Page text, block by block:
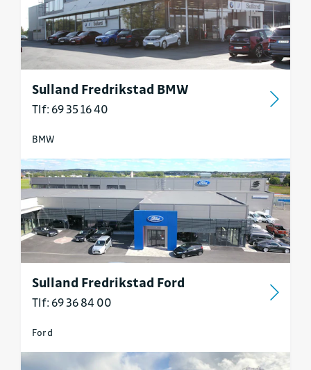
Sulland Fredrikstad BMW
Tlf: 69 35 16 40
BMW
Sulland Fredrikstad Ford
Tlf: 69 36 84 00
Ford